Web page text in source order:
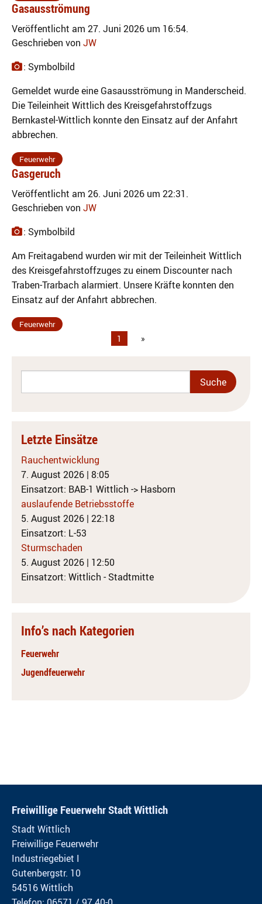
Gasausströmung
Veröffentlicht am 27. Juni 2026 um 16:54.
Geschrieben von JW
: Symbolbild
Gemeldet wurde eine Gasausströmung in Manderscheid.
Die Teileinheit Wittlich des Kreisgefahrstoffzugs
Bernkastel-Wittlich konnte den Einsatz auf der Anfahrt
abbrechen.
Feuerwehr
Gasgeruch
Veröffentlicht am 26. Juni 2026 um 22:31.
Geschrieben von JW
: Symbolbild
Am Freitagabend wurden wir mit der Teileinheit Wittlich
des Kreisgefahrstoffzuges zu einem Discounter nach
Traben-Trarbach alarmiert. Unsere Kräfte konnten den
Einsatz auf der Anfahrt abbrechen.
Feuerwehr
1
Letzte Einsätze
Rauchentwicklung
7. August 2026 | 8:05
Einsatzort: BAB-1 Wittlich -> Hasborn
auslaufende Betriebsstoffe
5. August 2026 | 22:18
Einsatzort: L-53
Sturmschaden
5. August 2026 | 12:50
Einsatzort: Wittlich - Stadtmitte
Info’s nach Kategorien
Feuerwehr
Jugendfeuerwehr
Freiwillige Feuerwehr Stadt Wittlich
Stadt Wittlich
Freiwillige Feuerwehr
Industriegebiet I
Gutenbergstr. 10
54516 Wittlich